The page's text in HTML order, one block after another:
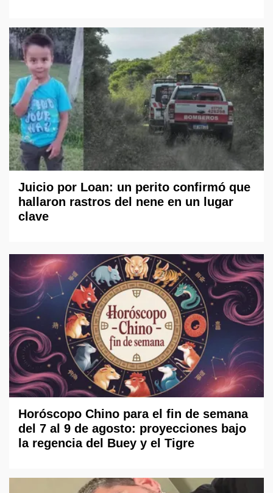
Juicio por Loan: un perito confirmó que
hallaron rastros del nene en un lugar
clave
Horóscopo Chino para el fin de semana
del 7 al 9 de agosto: proyecciones bajo
la regencia del Buey y el Tigre